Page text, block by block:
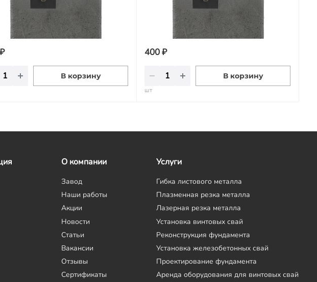
В корзину
400 ₽
В корзину
шт
О компании
Завод
Наши работы
Акции
Новости
Статьи
Вакансии
Отзывы
Сертификаты
Услуги
Гибка листового металла
Плазменная резка металла
Лазерная резка металла
Установка винтовых свай
Реконструкция фундамента
Установка железобетонных свай
Проектирование фундамента
Аренда оборудования для винтовых свай